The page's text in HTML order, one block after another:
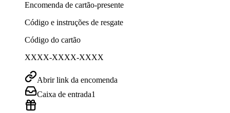
Encomenda de cartão-presente
Código e instruções de resgate
Código do cartão
XXXX-XXXX-XXXX
Abrir link da encomenda
Caixa de entrada1